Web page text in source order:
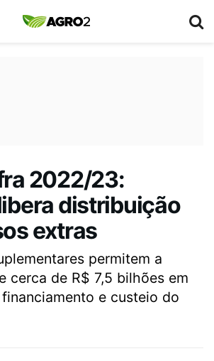
2022/23:
distribuição
extras
permitem a
cerca de R$ 7,5 bilhões em
e custeio do